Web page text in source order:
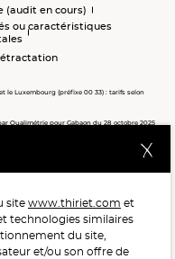
(audit en cours)
ou caractéristiques
le Luxembourg (préfixe 00 33) : tarifs selon
Qualimétrie pour Gabaon du 28 octobre 2025
relation clients : catégorie surgelés. Étude
CINQ FRUITS ET
site www.thiriet.com et
technologies similaires
du site,
et/ou son offre de